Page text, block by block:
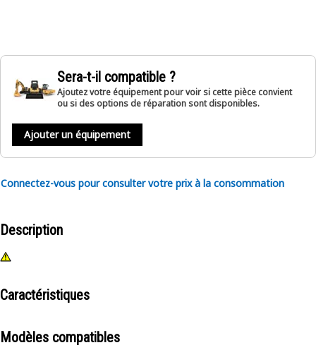
Sera-t-il compatible ?
Ajoutez votre équipement pour voir si cette pièce convient
ou si des options de réparation sont disponibles.
Ajouter un équipement
Connectez-vous pour consulter votre prix à la consommation
Description
Caractéristiques
Modèles compatibles